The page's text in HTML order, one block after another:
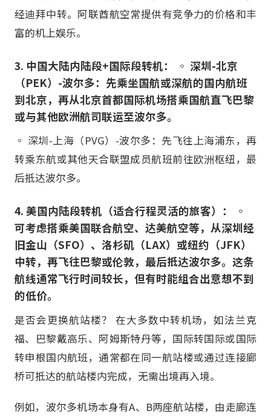
经迪拜中转。阿联酋航空常提供有竞争力的价格和丰
富的机上娱乐。
3. 中国大陆内陆段+国际段转机： ◦ 深圳-北京
（PEK）-波尔多：先乘坐国航或深航的国内航班
到北京，再从北京首都国际机场搭乘国航直飞巴黎
或与其他欧洲航司联运至波尔多。
◦ 深圳-上海（PVG）-波尔多：先飞往上海浦东，再
转乘东航或其他天合联盟成员航班前往欧洲枢纽，最
后抵达波尔多。
4. 美国内陆段转机（适合行程灵活的旅客）： ◦
可考虑搭乘美国联合航空、达美航空等，从深圳经
旧金山（SFO）、洛杉矶（LAX）或纽约（JFK）
中转，再飞往巴黎或伦敦，最后抵达波尔多。这条
航线通常飞行时间较长，但有时能组合出意想不到
的低价。
是否会更换航站楼？ 在大多数中转机场，如法兰克
福、巴黎戴高乐、阿姆斯特丹等，国际转国际或国际
转申根国内航班，通常都在同一航站楼或通过连接廊
桥可抵达的航站楼内完成，无需出境再入境。
例如，波尔多机场本身有A、B两座航站楼，由走廊连